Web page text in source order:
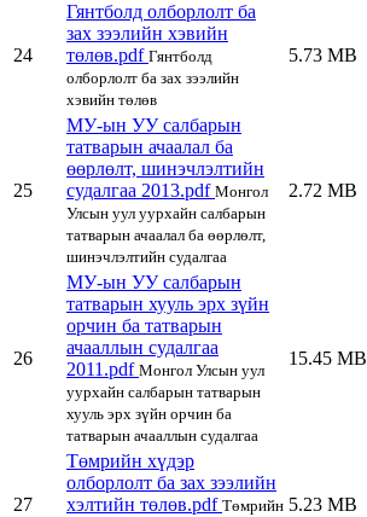
24
Гянтболд олборлолт ба
зах зээлийн хэвийн
төлөв.pdf Гянтболд
олборлолт ба зах зээлийн
хэвийн төлөв
5.73 MB
25
МУ-ын УУ салбарын
татварын ачаалал ба
өөрлөлт, шинэчлэлтийн
судалгаа 2013.pdf Монгол
Улсын уул уурхайн салбарын
татварын ачаалал ба өөрлөлт,
шинэчлэлтийн судалгаа
2.72 MB
26
МУ-ын УУ салбарын
татварын хууль эрх зүйн
орчин ба татварын
ачааллын судалгаа
2011.pdf Монгол Улсын уул
уурхайн салбарын татварын
хууль эрх зүйн орчин ба
татварын ачааллын судалгаа
15.45 MB
27
Төмрийн хүдэр
олборлолт ба зах зээлийн
хэлтийн төлөв.pdf Төмрийн 5.23 MB